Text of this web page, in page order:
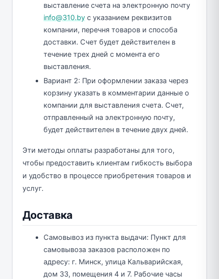
выставление счета на электронную почту
info@310.by с указанием реквизитов
компании, перечня товаров и способа
доставки. Счет будет действителен в
течение трех дней с момента его
выставления.
Вариант 2: При оформлении заказа через
корзину указать в комментарии данные о
компании для выставления счета. Счет,
отправленный на электронную почту,
будет действителен в течение двух дней.
Эти методы оплаты разработаны для того,
чтобы предоставить клиентам гибкость выбора
и удобство в процессе приобретения товаров и
услуг.
Доставка
Самовывоз из пункта выдачи: Пункт для
самовывоза заказов расположен по
адресу: г. Минск, улица Кальварийская,
дом 33, помещения 4 и 7. Рабочие часы